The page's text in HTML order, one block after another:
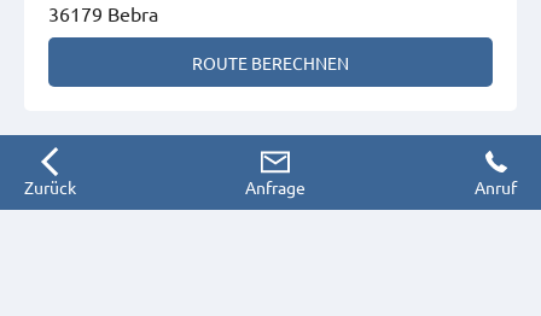
36179 Bebra
ROUTE BERECHNEN
Zurück Anfrage Anruf